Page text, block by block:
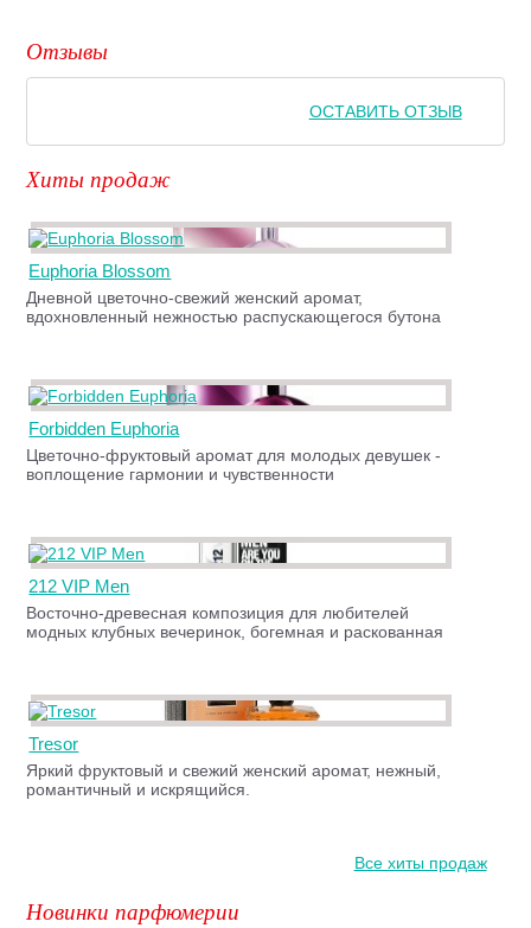
Отзывы
ОСТАВИТЬ ОТЗЫВ
Хиты продаж
Euphoria Blossom
Дневной цветочно-свежий женский аромат,
вдохновленный нежностью распускающегося бутона
Forbidden Euphoria
Цветочно-фруктовый аромат для молодых девушек -
воплощение гармонии и чувственности
212 VIP Men
Восточно-древесная композиция для любителей
модных клубных вечеринок, богемная и раскованная
Tresor
Яркий фруктовый и свежий женский аромат, нежный,
романтичный и искрящийся.
Все хиты продаж
Новинки парфюмерии